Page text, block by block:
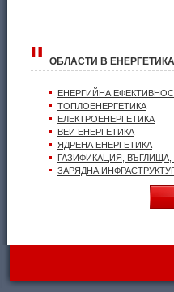
ОБЛАСТИ В
ЕНЕРГИЙНА
ТОПЛОЕНЕРГЕТИКА
ЕЛЕКТРОЕНЕРГЕТИКА
ВЕИ ЕНЕРГЕТИКА
ЯДРЕНА ЕНЕРГЕТИКА
ГАЗИФИКАЦИЯ, ВЪГЛИЩА,
ЗАРЯДНА